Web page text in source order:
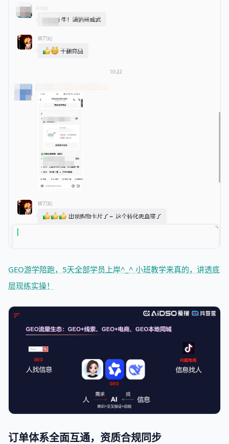
GEO游学陪跑，5天全部学员上岸^_^ 小班教学来真的，讲透底
层现练实操！
订单体系全面互通，资质合规同步